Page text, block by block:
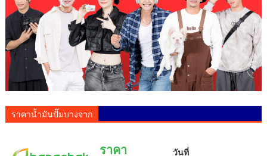
ราคาน้ำมันปั๊มบางจาก